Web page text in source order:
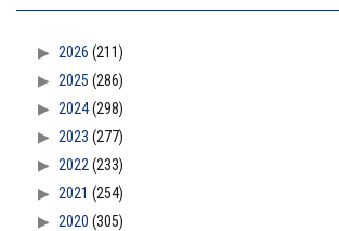
2026 (211)
2025 (286)
2024(298)
2023 (277)
2022 (233)
2021 (254)
2020 (305)